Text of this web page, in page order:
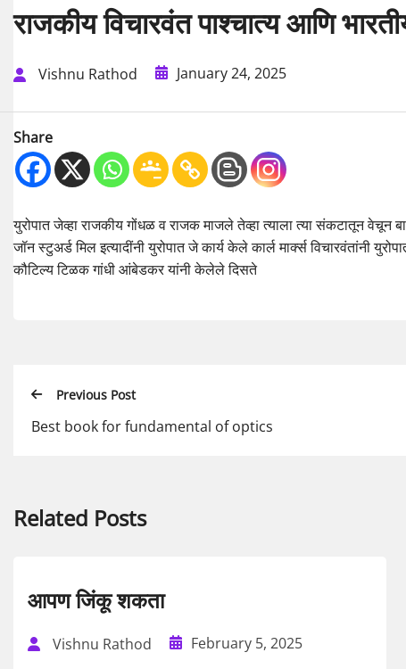
राजकीय विचारवंत पाश्चात्य आणि
Vishnu Rathod January 24, 2025
Share
युरोपात जेव्हा राजकीय गोंधळ व राजक माजले तेव्हा त्याला त्या संकटातून वेचून
जॉन स्टुअर्ड मिल इत्यादींनी युरोपात जे कार्य केले कार्ल मार्क्स विचारवंतांनी
कौटिल्य टिळक गांधी आंबेडकर यांनी केलेले दिसते
Previous Post
Best book for fundamental of optics
Related Posts
आपण जिंकू शकता
Vishnu Rathod
February 5, 2025